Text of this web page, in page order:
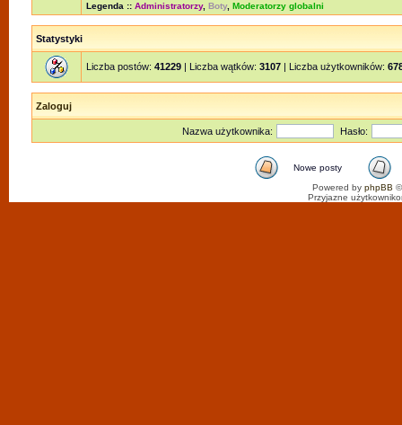
Legenda :: Administratorzy, Boty, Moderatorzy globalni
Statystyki
Liczba postów: 41229 | Liczba wątków: 3107 | Liczba użytkowników:
Zaloguj
Nazwa użytkownika: Hasło:
Nowe posty
Powered by phpBB
Przyjazne